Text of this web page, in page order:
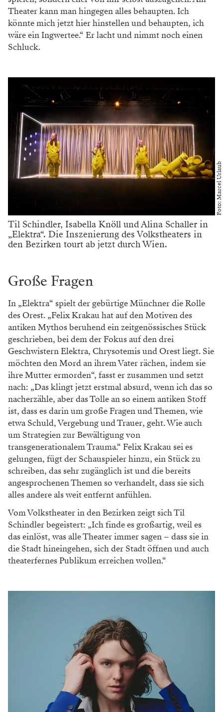
Theater kann man hingegen alles behaupten. Ich
könnte mich jetzt hier hinstellen und behaupten, ich
wäre ein Ingwertee.“ Er lacht und nimmt noch einen
Schluck.
Foto: Marcel Urlaub
Til Schindler, Isabella Knöll und Alina Schaller in
„Elektra“. Die Inszenierung des Volkstheaters in
den Bezirken tourt ab jetzt durch Wien.
Große Fragen
In „Elektra“ spielt der gebürtige Münchner die Rolle
des Orest. „Felix Krakau hat auf den Motiven des
antiken Mythos beruhend ein zeitgenössisches Stück
geschrieben, bei dem der Fokus auf den drei
Geschwistern Elektra, Chrysotemis und Orest liegt. Sie
möchten den Mord an ihrem Vater rächen, indem sie
ihre Mutter ermorden“, fasst er zusammen und setzt
nach: „Das klingt jetzt erstmal absurd, wenn ich das so
nacherzähle, aber das Tolle an so einem antiken Stoff
ist, dass es darin um große Fragen und Themen, wie
etwa Schuld, Vergebung und Trauer, geht. Wie auch
um Strategien zur Bewältigung von
transgenerationalem Trauma.“ Felix Krakau sei es
gelungen, fügt der Schauspieler hinzu, ein Stück zu
schreiben, das sehr zugänglich ist und die bereits
angesprochenen Themen so verhandelt, dass sie sich
alles andere als weit entfernt anfühlen.
Vom Volkstheater in den Bezirken zeigt sich Til
Schindler begeistert: „Ich finde es großartig, weil es
das einlöst, was alle Theater immer sagen – dass sie in
die Stadt hineingehen, sich der Stadt öffnen und auch
theaterfernes Publikum erreichen wollen.“